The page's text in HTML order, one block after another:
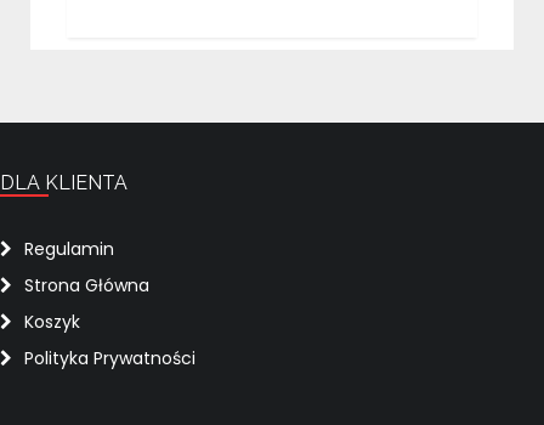
DLA KLIENTA
Regulamin
Strona Główna
Koszyk
Polityka Prywatności